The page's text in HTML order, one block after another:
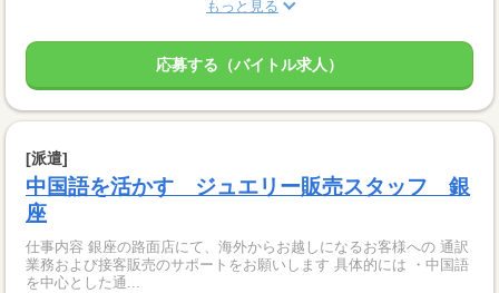
もっと見る
応募する（バイトル求人）
[派遣]
中国語を活かす ジュエリー販売スタッフ 銀
座
仕事内容 銀座の路面店にて、海外からお越しになるお客様への 通訳
業務および接客販売のサポートをお願いします 具体的には ・中国語
を中心とした通...